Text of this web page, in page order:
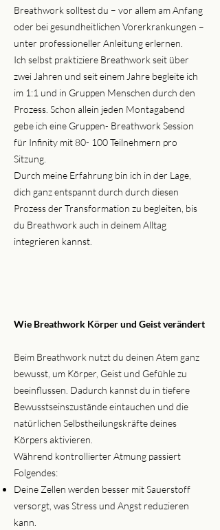
Breathwork solltest du – vor allem am Anfang
oder bei gesundheitlichen Vorerkrankungen –
unter professioneller Anleitung erlernen.
Ich selbst praktiziere Breathwork seit über
zwei Jahren und seit einem Jahre begleite ich
im 1:1 und in Gruppen Menschen durch den
Prozess. Schon allein jeden Montagabend
gebe ich eine Gruppen- Breathwork Session
für Infinity mit 80- 100 Teilnehmern pro
Sitzung.
Durch meine Erfahrung bin ich in der Lage,
dich ganz entspannt durch durch diesen
Prozess der Transformation zu begleiten, bis
du Breathwork auch in deinem Alltag
integrieren kannst.
Wie Breathwork Körper und Geist verändert
Beim Breathwork nutzt du deinen Atem ganz
bewusst, um Körper, Geist und Gefühle zu
beeinflussen. Dadurch kannst du in tiefere
Bewusstseinszustände eintauchen und die
natürlichen Selbstheilungskräfte deines
Körpers aktivieren.
Während kontrollierter Atmung passiert
Folgendes:
Deine Zellen werden besser mit Sauerstoff
versorgt, was Stress und Angst reduzieren
kann.